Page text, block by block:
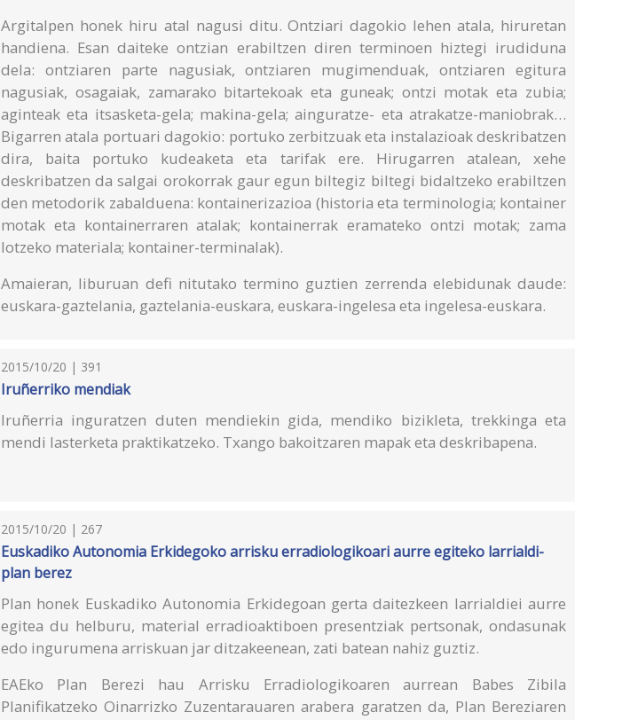
Argitalpen honek hiru atal nagusi ditu. Ontziari dagokio lehen atala, hiruretan
handiena. Esan daiteke ontzian erabiltzen diren terminoen hiztegi irudiduna
dela: ontziaren parte nagusiak, ontziaren mugimenduak, ontziaren egitura
nagusiak, osagaiak, zamarako bitartekoak eta guneak; ontzi motak eta zubia;
aginteak eta itsasketa-gela; makina-gela; ainguratze- eta atrakatze-maniobrak…
Bigarren atala portuari dagokio: portuko zerbitzuak eta instalazioak deskribatzen
dira, baita portuko kudeaketa eta tarifak ere. Hirugarren atalean, xehe
deskribatzen da salgai orokorrak gaur egun biltegiz biltegi bidaltzeko erabiltzen
den metodorik zabalduena: kontainerizazioa (historia eta terminologia; kontainer
motak eta kontainerraren atalak; kontainerrak eramateko ontzi motak; zama
lotzeko materiala; kontainer-terminalak).
Amaieran, liburuan defi nitutako termino guztien zerrenda elebidunak daude:
euskara-gaztelania, gaztelania-euskara, euskara-ingelesa eta ingelesa-euskara.
2015/10/20 | 391
Iruñerriko mendiak
Iruñerria inguratzen duten mendiekin gida, mendiko bizikleta, trekkinga eta
mendi lasterketa praktikatzeko. Txango bakoitzaren mapak eta deskribapena.
2015/10/20 | 267
Euskadiko Autonomia Erkidegoko arrisku erradiologikoari aurre egiteko larrialdi-
plan berez
Plan honek Euskadiko Autonomia Erkidegoan gerta daitezkeen larrialdiei aurre
egitea du helburu, material erradioaktiboen presentziak pertsonak, ondasunak
edo ingurumena arriskuan jar ditzakeenean, zati batean nahiz guztiz.
EAEko Plan Berezi hau Arrisku Erradiologikoaren aurrean Babes Zibila
Planifikatzeko Oinarrizko Zuzentarauaren arabera garatzen da, Plan Bereziaren